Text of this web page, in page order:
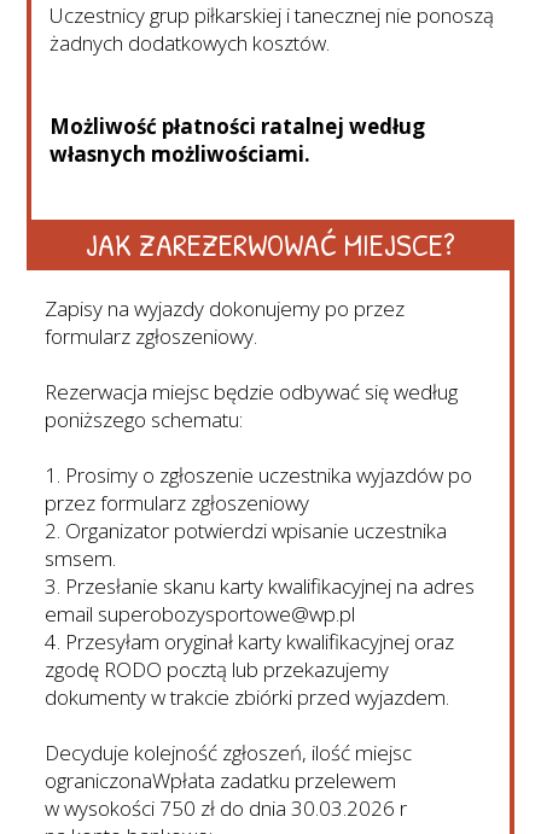
Uczestnicy grup piłkarskiej i tanecznej nie ponoszą
żadnych dodatkowych kosztów.
Możliwość płatności ratalnej według
własnych możliwościami.
JAK ZAREZERWOWAĆ MIEJSCE?
Zapisy na wyjazdy dokonujemy po przez
formularz zgłoszeniowy.
Rezerwacja miejsc będzie odbywać się według
poniższego schematu:
1. Prosimy o zgłoszenie uczestnika wyjazdów po
przez formularz zgłoszeniowy
2. Organizator potwierdzi wpisanie uczestnika
smsem.
3. Przesłanie skanu karty kwalifikacyjnej na adres
email superobozysportowe@wp.pl
4. Przesyłam oryginał karty kwalifikacyjnej oraz
zgodę RODO pocztą lub przekazujemy
dokumenty w trakcie zbiórki przed wyjazdem.
Decyduje kolejność zgłoszeń, ilość miejsc
ograniczonaWpłata zadatku przelewem
w wysokości 750 zł do dnia 30.03.2026 r